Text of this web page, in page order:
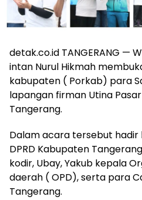
detak.co.id TANGERANG —
intan Nurul Hikmah
kabupaten ( Porkab) para
lapangan firman Utina
Tangerang.
Dalam acara tersebut
DPRD Kabupaten
kodir, Ubay, Yakub kepala
daerah ( OPD), serta para
Tangerang.